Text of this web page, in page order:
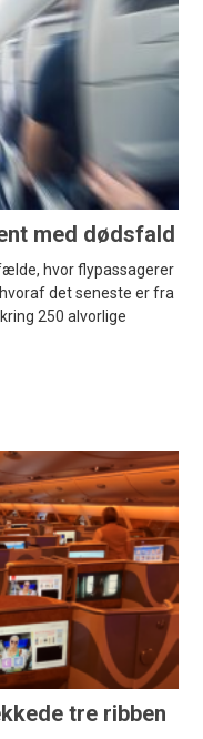
med dødsfald
hvor flypassagerer
det seneste er fra
250 alvorlige
tre ribben